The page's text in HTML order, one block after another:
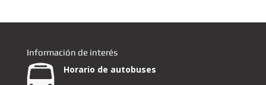
Información de interés
Horario de autobuses